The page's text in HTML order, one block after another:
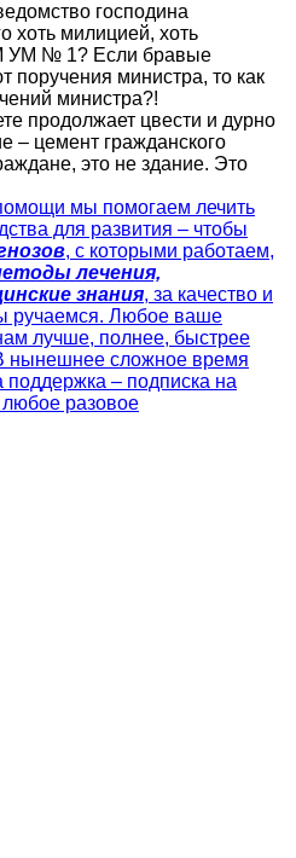
господина
хоть милицией, хоть
УМ № 1? Если бравые
поручения министра, то как
министра?!
продолжает цвести и дурно
– цемент гражданского
это не здание. Это
мы помогаем лечить
для развития – чтобы
, с которыми работаем,
лечения,
знания, за качество и
ручаемся. Любое ваше
лучше, полнее, быстрее
нынешнее сложное время
– подписка на
разовое